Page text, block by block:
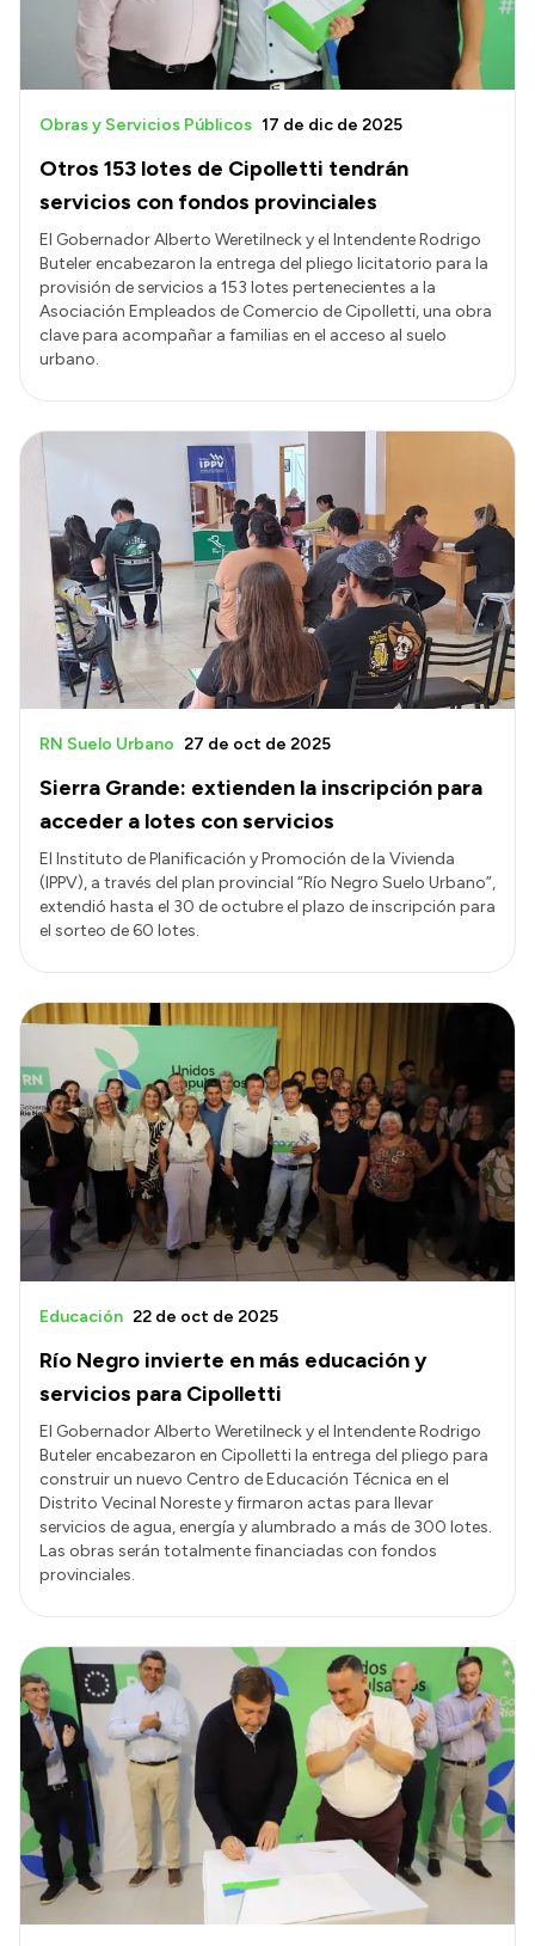
Otros 153 lotes de Cipolletti tendrán
servicios con fondos provinciales
Obras y Servicios Públicos 17 de dic de 2025
El Gobernador Alberto Weretilneck y el Intendente Rodrigo
Buteler encabezaron la entrega del pliego licitatorio para la
provisión de servicios a 153 lotes pertenecientes a la
Asociación Empleados de Comercio de Cipolletti, una obra
clave para acompañar a familias en el acceso al suelo
urbano.
Sierra Grande: extienden la inscripción para
acceder a lotes con servicios
RN Suelo Urbano 27 de oct de 2025
El Instituto de Planificación y Promoción de la Vivienda
(IPPV), a través del plan provincial “Río Negro Suelo Urbano”,
extendió hasta el 30 de octubre el plazo de inscripción para
el sorteo de 60 lotes.
Río Negro invierte en más educación y
servicios para Cipolletti
Educación 22 de oct de 2025
El Gobernador Alberto Weretilneck y el Intendente Rodrigo
Buteler encabezaron en Cipolletti la entrega del pliego para
construir un nuevo Centro de Educación Técnica en el
Distrito Vecinal Noreste y firmaron actas para llevar
servicios de agua, energía y alumbrado a más de 300 lotes.
Las obras serán totalmente financiadas con fondos
provinciales.